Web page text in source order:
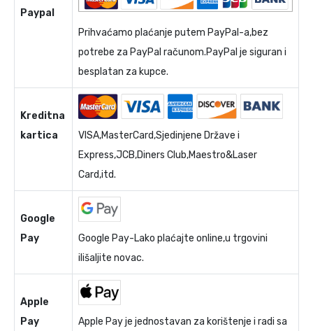
Paypal
Prihvaćamo plaćanje putem PayPal-a,bez
potrebe za PayPal računom.PayPal je siguran i
besplatan za kupce.
Kreditna
kartica
VISA,MasterCard,Sjedinjene Države i
Express,JCB,Diners Club,Maestro&Laser
Card,itd.
Google
Pay
Google Pay-Lako plaćajte online,u trgovini
ilišaljite novac.
Apple
Pay
Apple Pay je jednostavan za korištenje i radi sa